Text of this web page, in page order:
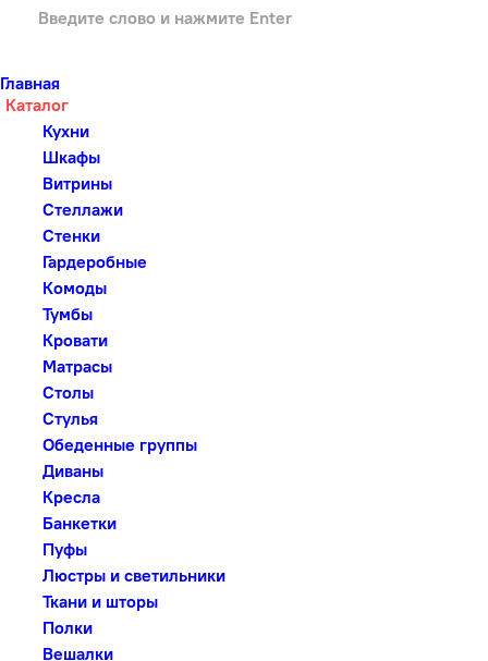
Главная
Каталог
Кухни
Шкафы
Витрины
Стеллажи
Стенки
Гардеробные
Комоды
Тумбы
Кровати
Матрасы
Столы
Стулья
Обеденные группы
Диваны
Кресла
Банкетки
Пуфы
Люстры и светильники
Ткани и шторы
Полки
Вешалки